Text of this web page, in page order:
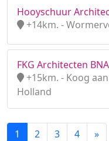
Hooyschuur
+14km. -
FKG Architecten BNA
+15km. - Koog
Holland
1 2 3 4 »